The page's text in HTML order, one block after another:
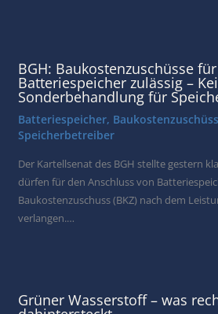
BGH: Baukostenzuschüsse für
Batteriespeicher zulässig –
Sonderbehandlung für
Batteriespeicher,
Speicherbetreiber
Der Kartellsenat des BGH stellte gestern
dürfen für den Anschluss von
Baukostenzuschuss (BKZ) nach dem
verlangen.…
Grüner Wasserstoff – was